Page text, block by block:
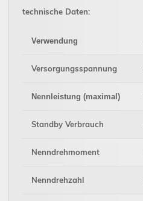
technische Daten:
Verwendung
Versorgungsspannung
Nennleistung (maximal)
Standby Verbrauch
Nenndrehmoment
Nenndrehzahl